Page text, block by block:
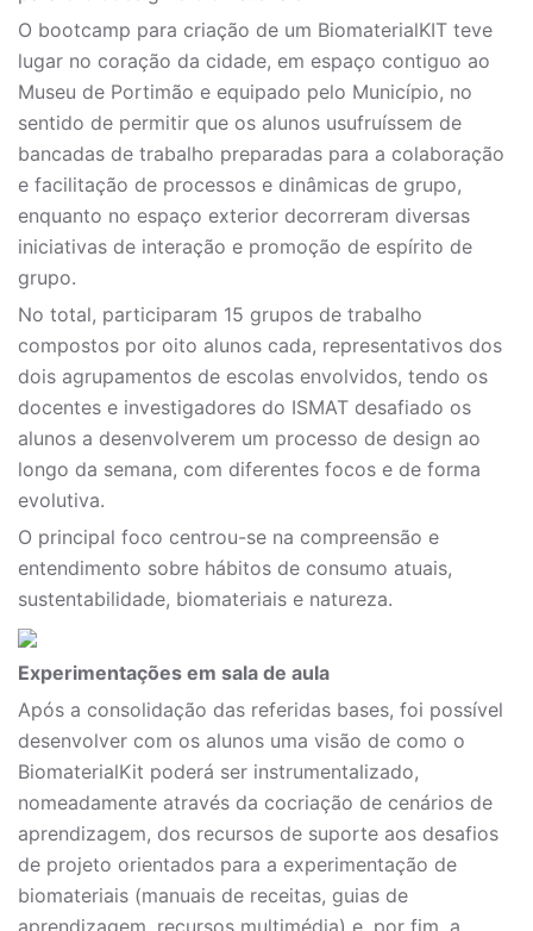
O bootcamp para criação de um BiomaterialKIT teve
lugar no coração da cidade, em espaço contiguo ao
Museu de Portimão e equipado pelo Município, no
sentido de permitir que os alunos usufruíssem de
bancadas de trabalho preparadas para a colaboração
e facilitação de processos e dinâmicas de grupo,
enquanto no espaço exterior decorreram diversas
iniciativas de interação e promoção de espírito de
grupo.
No total, participaram 15 grupos de trabalho
compostos por oito alunos cada, representativos dos
dois agrupamentos de escolas envolvidos, tendo os
docentes e investigadores do ISMAT desafiado os
alunos a desenvolverem um processo de design ao
longo da semana, com diferentes focos e de forma
evolutiva.
O principal foco centrou-se na compreensão e
entendimento sobre hábitos de consumo atuais,
sustentabilidade, biomateriais e natureza.
Experimentações em sala de aula
Após a consolidação das referidas bases, foi possível
desenvolver com os alunos uma visão de como o
BiomaterialKit poderá ser instrumentalizado,
nomeadamente através da cocriação de cenários de
aprendizagem, dos recursos de suporte aos desafios
de projeto orientados para a experimentação de
biomateriais (manuais de receitas, guias de
aprendizagem, recursos multimédia) e, por fim, a